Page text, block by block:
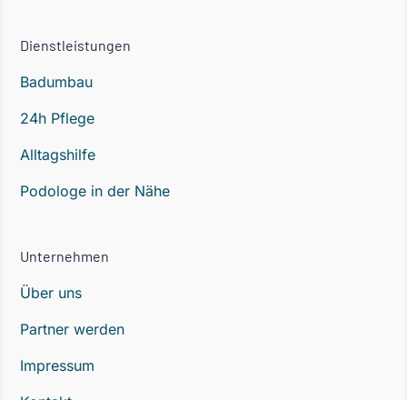
Dienstleistungen
Badumbau
24h Pflege
Alltagshilfe
Podologe in der Nähe
Unternehmen
Über uns
Partner werden
Impressum